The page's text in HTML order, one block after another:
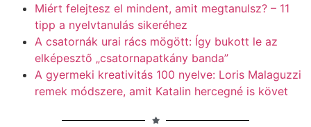
Miért felejtesz el mindent, amit megtanulsz? – 11
tipp a nyelvtanulás sikeréhez
A csatornák urai rács mögött: Így bukott le az
elképesztő „csatornapatkány banda”
A gyermeki kreativitás 100 nyelve: Loris Malaguzzi
remek módszere, amit Katalin hercegné is követ